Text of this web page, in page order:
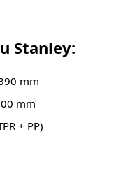
Stanley:
mm
mm
+ PP)